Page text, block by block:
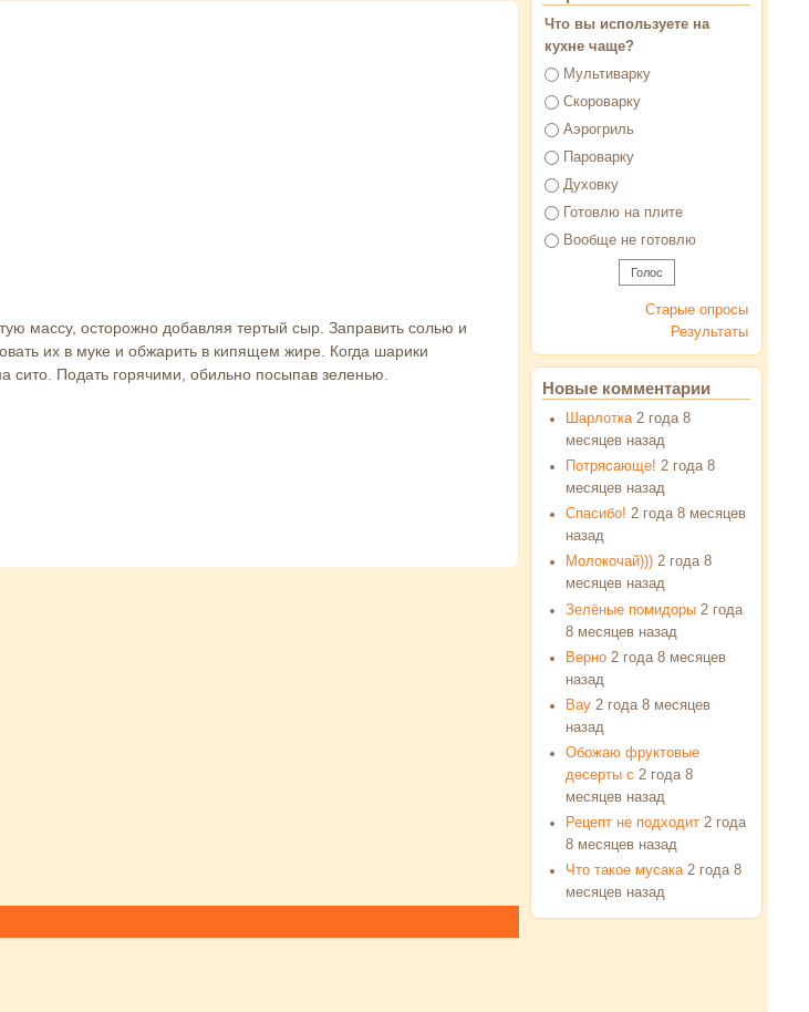
массу, осторожно добавляя тертый сыр. Заправить солью и
их в муке и обжарить в кипящем жире. Когда шарики
сито. Подать горячими, обильно посыпав зеленью.
Что вы используете на
кухне чаще?
Варианты
Мультиварку
Скороварку
Аэрогриль
Пароварку
Духовку
Готовлю на плите
Вообще не готовлю
Старые опросы
Результаты
Новые комментарии
Шарлотка 2 года 8
месяцев назад
Потрясающе! 2 года 8
месяцев назад
Спасибо! 2 года 8 месяцев
назад
Молокочай))) 2 года 8
месяцев назад
Зелёные помидоры 2 года
8 месяцев назад
Верно 2 года 8 месяцев
назад
Вау 2 года 8 месяцев
назад
Обожаю фруктовые
десерты с 2 года 8
месяцев назад
Рецепт не подходит 2 года
8 месяцев назад
Что такое мусака 2 года 8
месяцев назад